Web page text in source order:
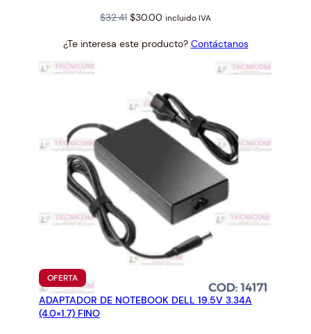
$32.41 Original
was:
$30.00 Current
is:
incluido IVA
¿Te interesa este producto? Contáctanos
OFERTAPRODUCTO
EN
OFERTA
ADAPTADOR DE NOTEBOOK DELL 19.5V 3.34A
(4.0×1.7) FINO